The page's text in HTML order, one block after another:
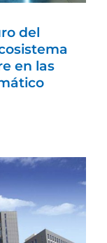
del
en las
Máquinas